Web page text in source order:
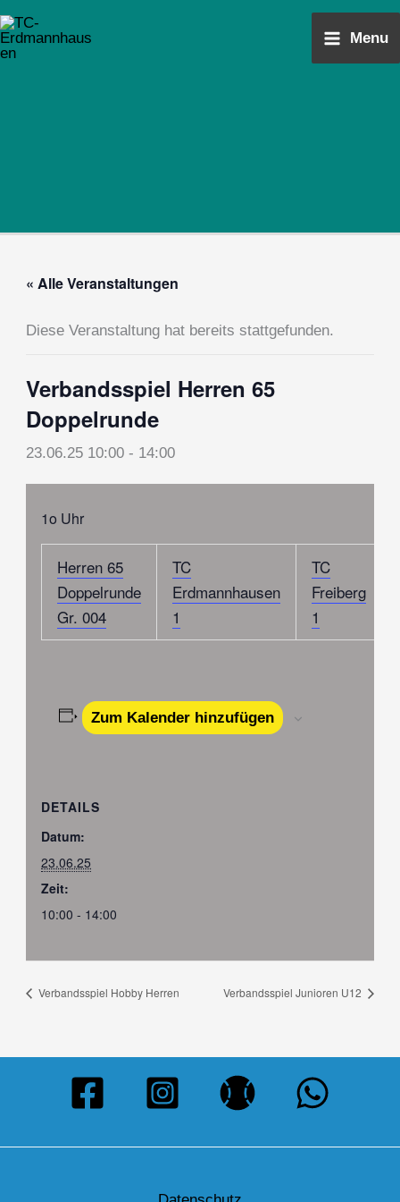
Zum
Inhalt
springen
Main
Menu
Menu
« Alle Veranstaltungen
Diese Veranstaltung hat bereits stattgefunden.
Verbandsspiel Herren 65
Doppelrunde
23.06.25 10:00 - 14:00
1o Uhr
Herren 65
Doppelrunde
Gr. 004
TC
Erdmannhausen
1
TC
Freiberg
1
Zum Kalender hinzufügen
DETAILS
Datum:
23.06.25
Zeit:
10:00 - 14:00
Verbandsspiel Hobby Herren Verbandsspiel Junioren U12